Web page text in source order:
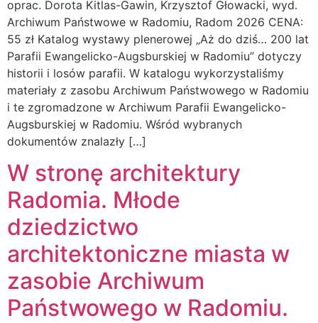
oprac. Dorota Kitlas-Gawin, Krzysztof Głowacki, wyd.
Archiwum Państwowe w Radomiu, Radom 2026 CENA:
55 zł Katalog wystawy plenerowej „Aż do dziś… 200 lat
Parafii Ewangelicko-Augsburskiej w Radomiu” dotyczy
historii i losów parafii. W katalogu wykorzystaliśmy
materiały z zasobu Archiwum Państwowego w Radomiu
i te zgromadzone w Archiwum Parafii Ewangelicko-
Augsburskiej w Radomiu. Wśród wybranych
dokumentów znalazły […]
W stronę architektury
Radomia. Młode
dziedzictwo
architektoniczne miasta w
zasobie Archiwum
Państwowego w Radomiu.